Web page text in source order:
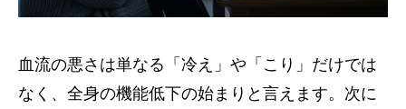
血流の悪さは単なる「冷え」や「こり」だけでは
なく、全身の機能低下の始まりと言えます。次に